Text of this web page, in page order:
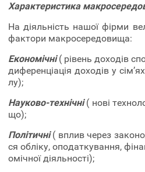
Характеристика
На діяльність нашої фірми
фактори макросередовища:
Економічні( рівень доходів
диференціація доходів у
лу);
Науково-технічні( нові
що);
Політичні ( вплив через
ся обліку, оподаткування,
омічної діяльності);